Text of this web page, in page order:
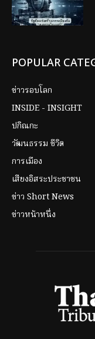
POPULAR
ข่าวรอบโลก
INSIDE - INSIGHT
ปกิณกะ
วัฒนธรรม ชีวิต
การเมือง
เสียงอิสระประชาชน
ข่าว Short News
ข่าวหน้าหนึ่ง